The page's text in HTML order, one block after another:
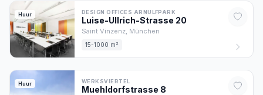
Huur DESIGN OFFICES ARNULFPARK
Luise-Ullrich-Strasse 20
Saint Vinzenz, München
15-1000 m²
Huur WERKSVIERTEL
Muehldorfstrasse 8